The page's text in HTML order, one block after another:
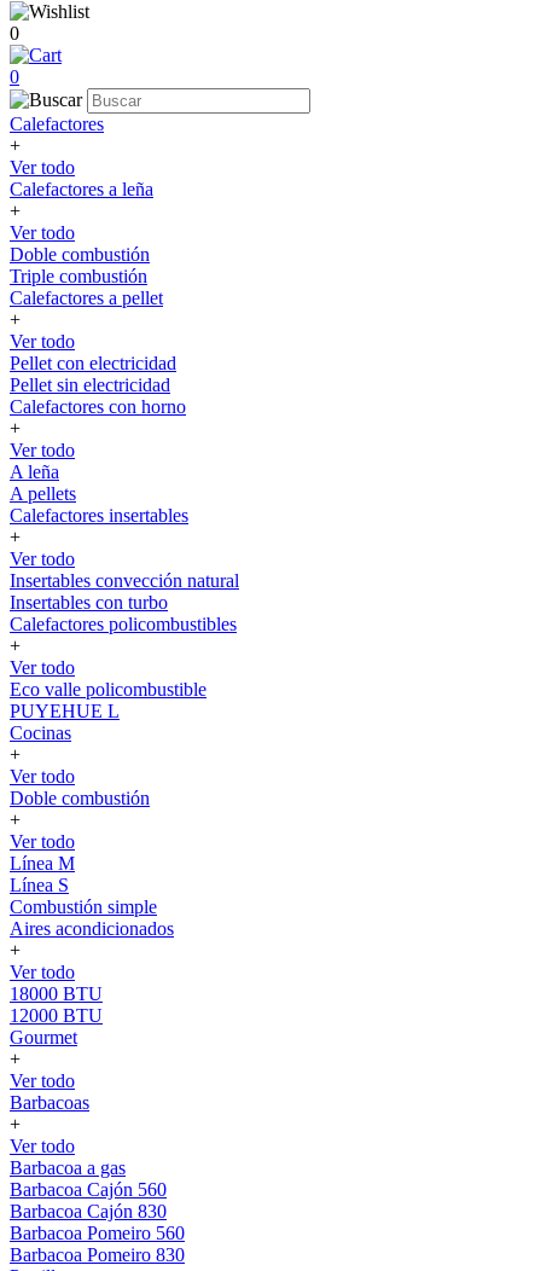
0
0
Calefactores
+
Ver todo
Calefactores a leña
+
Ver todo
Doble combustión
Triple combustión
Calefactores a pellet
+
Ver todo
Pellet con electricidad
Pellet sin electricidad
Calefactores con horno
+
Ver todo
A leña
A pellets
Calefactores insertables
+
Ver todo
Insertables convección natural
Insertables con turbo
Calefactores policombustibles
+
Ver todo
Eco valle policombustible
PUYEHUE L
Cocinas
+
Ver todo
Doble combustión
+
Ver todo
Línea M
Línea S
Combustión simple
Aires acondicionados
+
Ver todo
18000 BTU
12000 BTU
Gourmet
+
Ver todo
Barbacoas
+
Ver todo
Barbacoa a gas
Barbacoa Cajón 560
Barbacoa Cajón 830
Barbacoa Pomeiro 560
Barbacoa Pomeiro 830